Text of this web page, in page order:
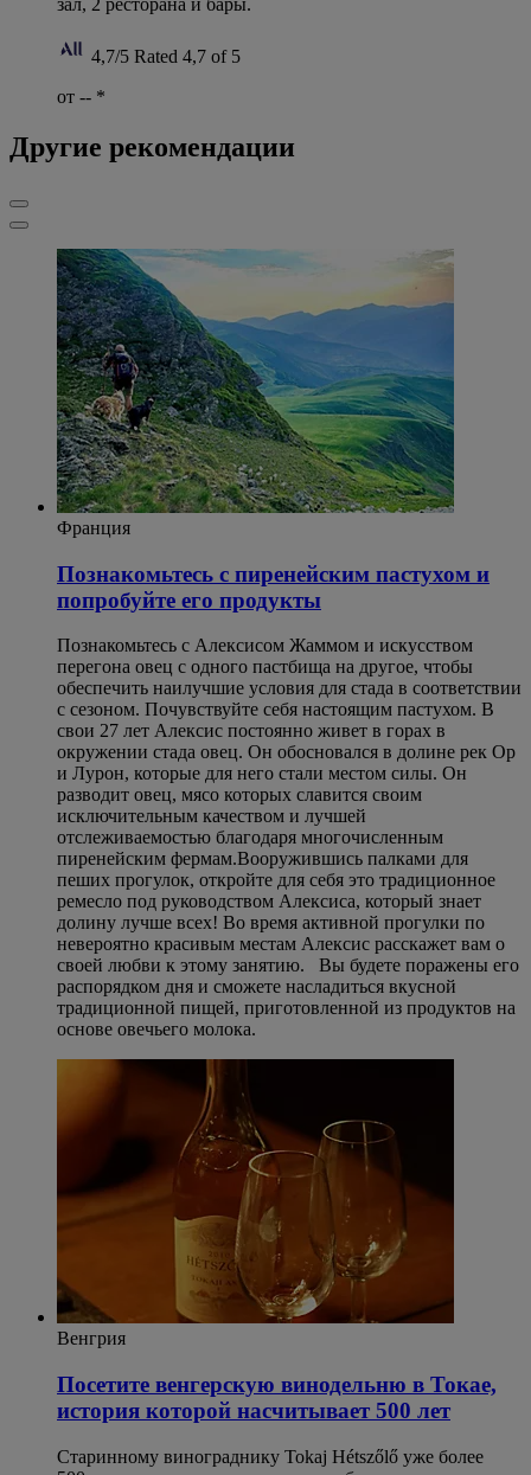
зал, 2 ресторана и бары.
4,7/5 Rated 4,7 of 5
от -- *
Другие рекомендации
Франция
Познакомьтесь с пиренейским пастухом и
попробуйте его продукты
Познакомьтесь с Алексисом Жаммом и искусством
перегона овец с одного пастбища на другое, чтобы
обеспечить наилучшие условия для стада в соответствии
с сезоном. Почувствуйте себя настоящим пастухом. В
свои 27 лет Алексис постоянно живет в горах в
окружении стада овец. Он обосновался в долине рек Ор
и Лурон, которые для него стали местом силы. Он
разводит овец, мясо которых славится своим
исключительным качеством и лучшей
отслеживаемостью благодаря многочисленным
пиренейским фермам.Вооружившись палками для
пеших прогулок, откройте для себя это традиционное
ремесло под руководством Алексиса, который знает
долину лучше всех! Во время активной прогулки по
невероятно красивым местам Алексис расскажет вам о
своей любви к этому занятию. Вы будете поражены его
распорядком дня и сможете насладиться вкусной
традиционной пищей, приготовленной из продуктов на
основе овечьего молока.
Венгрия
Посетите венгерскую винодельню в Токае,
история которой насчитывает 500 лет
Старинному винограднику Tokaj Hétszőlő уже более